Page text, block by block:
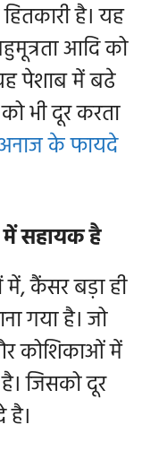
है। यह
आदि को
पेशाब में बढे
भी दूर करता
के फायदे
सहायक है
में, कैंसर बड़ा ही
गया है। जो
कोशिकाओं में
जिसको दूर